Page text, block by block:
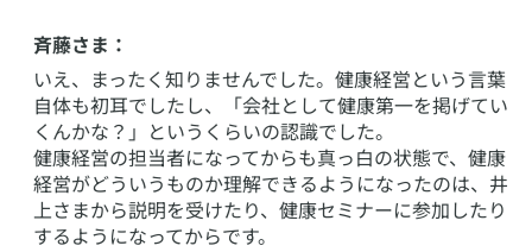
斉藤さま：
いえ、まったく知りませんでした。健康経営という言葉
自体も初耳でしたし、「会社として健康第一を掲げてい
くんかな？」というくらいの認識でした。
健康経営の担当者になってからも真っ白の状態で、健康
経営がどういうものか理解できるようになったのは、井
上さまから説明を受けたり、健康セミナーに参加したり
するようになってからです。